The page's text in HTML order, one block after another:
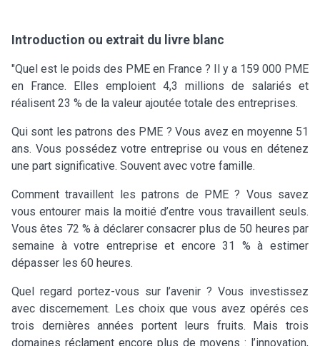
Introduction ou extrait du livre blanc
"Quel est le poids des PME en France ? Il y a 159 000 PME
en France. Elles emploient 4,3 millions de salariés et
réalisent 23 % de la valeur ajoutée totale des entreprises.
Qui sont les patrons des PME ? Vous avez en moyenne 51
ans. Vous possédez votre entreprise ou vous en détenez
une part significative. Souvent avec votre famille.
Comment travaillent les patrons de PME ? Vous savez
vous entourer mais la moitié d’entre vous travaillent seuls.
Vous êtes 72 % à déclarer consacrer plus de 50 heures par
semaine à votre entreprise et encore 31 % à estimer
dépasser les 60 heures.
Quel regard portez-vous sur l’avenir ? Vous investissez
avec discernement. Les choix que vous avez opérés ces
trois dernières années portent leurs fruits. Mais trois
domaines réclament encore plus de moyens : l’innovation,